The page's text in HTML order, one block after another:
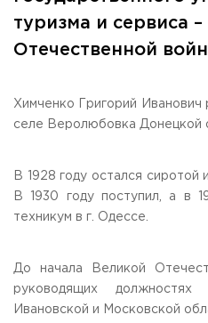
Общежитие / Кампус
Work with disabled and
Contacts
Scientific activity
Федеральное учебно-
системе ВО
Federal educational and
system of secondary
Competition of teaching staff
ADDRESS
TELEPHONES:
+7 (495) 940 83 00
+7 (495) 940 83 58
obrashenia@rguts.ru
WORKING HOURS
туризма и сервиса
Отечественной
Химченко Григорий Иванович
селе Веролюбовка Донецкой
В 1928 году остался сиротой
В 1930 году поступил, а в
техникум в г. Одессе.
До начала Великой
руководящих должностях
Ивановской и Московской